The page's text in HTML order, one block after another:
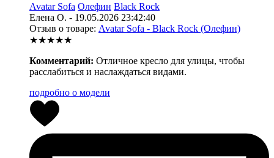
Avatar Sofa Олефин Black Rock
Елена О. - 19.05.2026 23:42:40
Отзыв о товаре: Avatar Sofa - Black Rock (Олефин)
★★★★★
Комментарий: Отличное кресло для улицы, чтобы
расслабиться и наслаждаться видами.
подробно о модели